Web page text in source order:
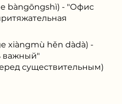
bàngōngshì) - "Офис
xiàngmù hěn dàdà) -
важный"
существительным)